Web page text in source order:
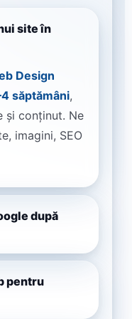
site în
Design
săptămâni,
și conținut. Ne
imagini, SEO
după
pentru